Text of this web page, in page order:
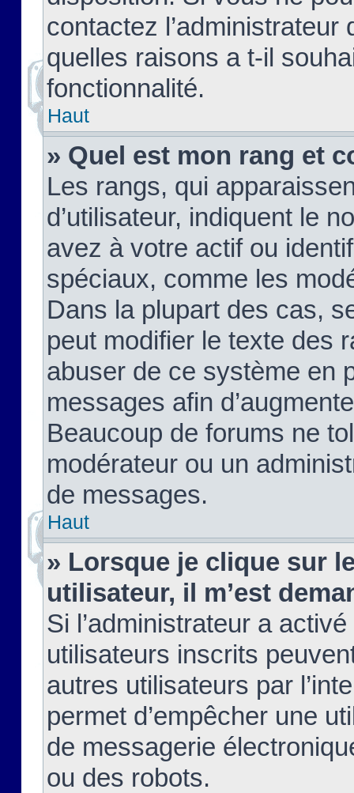
contactez
quelles raisons a t-il
fonctionnalité.
Haut
» Quel est mon rang et
Les rangs, qui
d’utilisateur, indiquent le
avez à votre actif ou
spéciaux, comme les
Dans la plupart des cas,
peut modifier le texte des
abuser de ce système en
messages afin
Beaucoup de forums ne
modérateur ou un
de messages.
Haut
» Lorsque je clique sur
utilisateur, il m’est
Si l’administrateur a
utilisateurs inscrits
autres utilisateurs par
permet d’empêcher une
de messagerie
ou des robots.